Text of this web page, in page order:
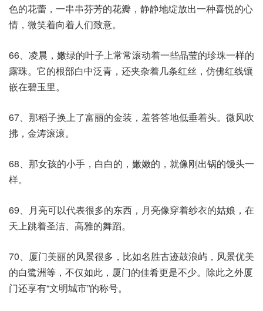
色的花蕾，一串串芬芳的花瓣，静静地绽放出一种喜悦的心
情，微笑着向着人们致意。
66、凌晨，嫩绿的叶子上常常滚动着一些晶莹的珍珠一样的
露珠。它的根部白中泛青，还夹杂着几条红丝，仿佛红线镶
嵌在碧玉里。
67、那稻子换上了富丽的金装，羞答答地低垂着头。微风吹
拂，金涛滚滚。
68、那女孩的小手，白白的，嫩嫩的，就像刚出锅的馒头一
样。
69、月亮可以代表很多的东西，月亮像穿着纱衣的姑娘，在
天上跳着圣洁、高雅的舞蹈。
70、厦门美丽的风景很多，比如名胜古迹鼓浪屿，风景优美
的白鹭洲等，不仅如此，厦门的佳肴更是不少。除此之外厦
门还享有“文明城市”的称号。